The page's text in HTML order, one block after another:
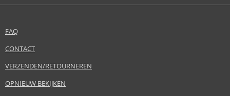
FAQ
CONTACT
VERZENDEN/RETOURNEREN
OPNIEUW BEKIJKEN